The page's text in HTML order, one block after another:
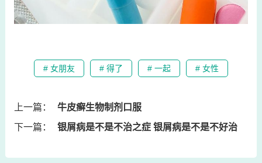
# 女朋友 # 得了 # 一起 # 女性
上一篇：
牛皮癣生物制剂口服
下一篇：
银屑病是不是不治之症 银屑病是不是不好治